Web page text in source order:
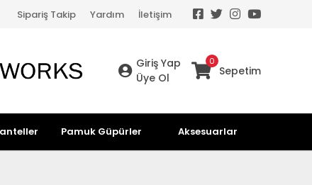
Sipariş Takip Yardım İletişim
Giriş Yap
Üye Ol
0
Sepetim
Pamuk Güpürler Aksesuarlar